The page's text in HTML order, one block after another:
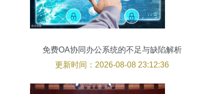
免费OA协同办公系统的不足与缺陷解析
更新时间：2026-08-08 23:12:36